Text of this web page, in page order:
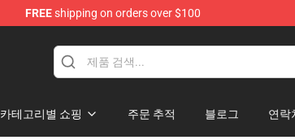
FREEshipping on orders over $100
카테고리별 쇼핑 주문 추적 블로그 연락